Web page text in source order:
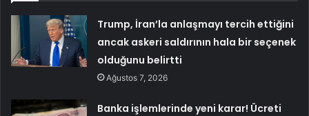
Trump, İran’la anlaşmayı tercih ettiğini
ancak askeri saldırının hala bir seçenek
olduğunu belirtti
Ağustos 7, 2026
Banka işlemlerinde yeni karar! Ücreti